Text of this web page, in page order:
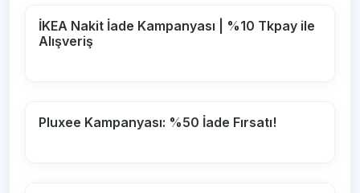
İKEA Nakit İade Kampanyası | %10 Tkpay ile
Alışveriş
Pluxee Kampanyası: %50 İade Fırsatı!